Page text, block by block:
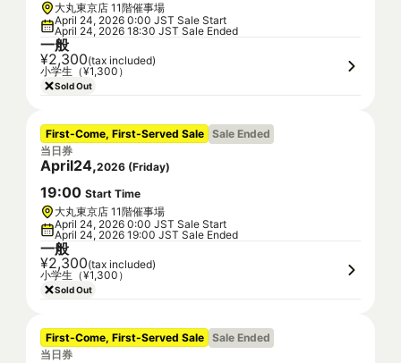
大丸東京店 11階催事場
April 24, 2026 0:00 JST Sale Start
April 24, 2026 18:30 JST Sale Ended
一般
¥2,300(tax included)
小学生（¥1,300）
Sold Out
First-Come, First-Served Sale Sale Ended
当日券
April24,2026 (Friday)
19:00 Start Time
大丸東京店 11階催事場
April 24, 2026 0:00 JST Sale Start
April 24, 2026 19:00 JST Sale Ended
一般
¥2,300(tax included)
小学生（¥1,300）
Sold Out
First-Come, First-Served Sale Sale Ended
当日券